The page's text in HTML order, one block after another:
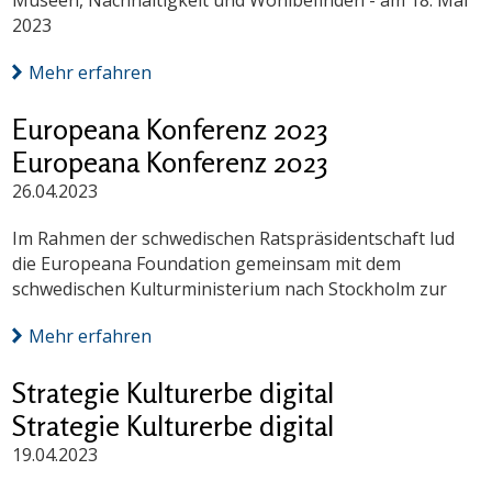
2023
Mehr erfahren
Europeana Konferenz 2023
Europeana Konferenz 2023
26.04.2023
Im Rahmen der schwedischen Ratspräsidentschaft lud
die Europeana Foundation gemeinsam mit dem
schwedischen Kulturministerium nach Stockholm zur
Mehr erfahren
Strategie Kulturerbe digital
Strategie Kulturerbe digital
19.04.2023